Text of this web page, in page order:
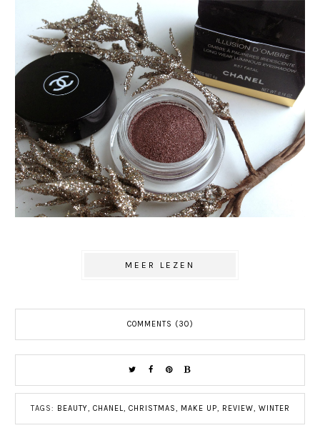
MEER LEZEN
COMMENTS (30)
TAGS: BEAUTY, CHANEL, CHRISTMAS, MAKE UP, REVIEW, WINTER